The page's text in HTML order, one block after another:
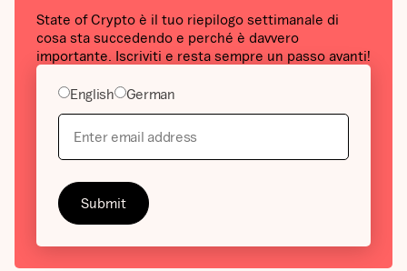
State of Crypto è il tuo riepilogo settimanale di
cosa sta succedendo e perché è davvero
importante. Iscriviti e resta sempre un passo avanti!
English German